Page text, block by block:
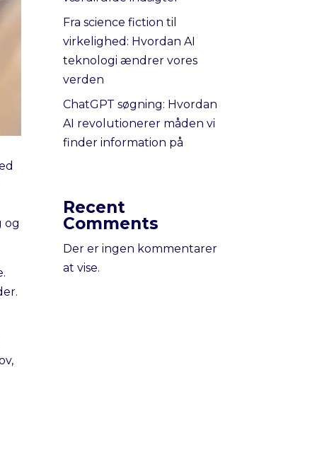
og
Fra science fiction til
virkelighed: Hvordan AI
teknologi ændrer vores
verden
ChatGPT søgning: Hvordan
AI revolutionerer måden vi
finder information på
Recent
Comments
Der er ingen kommentarer
at vise.